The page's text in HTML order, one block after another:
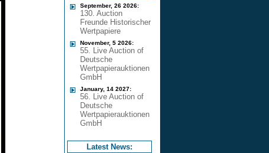
September, 26 2026:
130. Auction
Freunde Historischer
Wertpapiere
November, 5 2026:
55. Live Auction of
Deutsche
Wertpapierauktionen
GmbH
January, 14 2027:
56. Live Auction of
Deutsche
Wertpapierauktionen
GmbH
Latest News: